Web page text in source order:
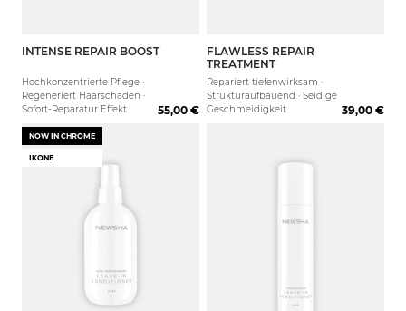
Dynamische Locken
Ausbalancierte Kopfhaut
INTENSE REPAIR BOOST
Hochkonzentrierte Pflege ·
Regeneriert Haarschäden ·
Sofort-Reparatur Effekt
55,00 €
150 ml
FLAWLESS REPAIR
TREATMENT
Repariert tiefenwirksam ·
Strukturaufbauend · Seidige
Geschmeidigkeit
39,00 €
NOW IN CHROME
IKONE